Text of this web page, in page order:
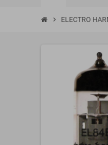
chevron_right ELECTRO